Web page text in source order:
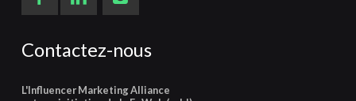
Contactez-nous
L'Influencer Marketing Alliance